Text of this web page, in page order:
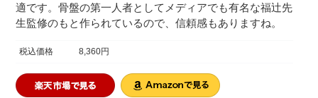
適です。骨盤の第一人者としてメディアでも有名な福辻先
生監修のもと作られているので、信頼感もありますね。
税込価格 8,360円